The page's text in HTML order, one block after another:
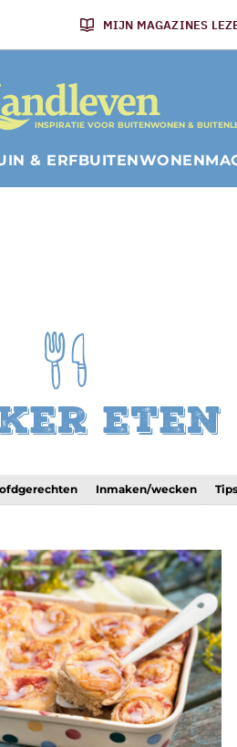
MIJN MAGAZINES
INSPIRATIE VOOR BUITENWONEN &
& ERFBUITENWONEN
eten
Inmaken/wecken